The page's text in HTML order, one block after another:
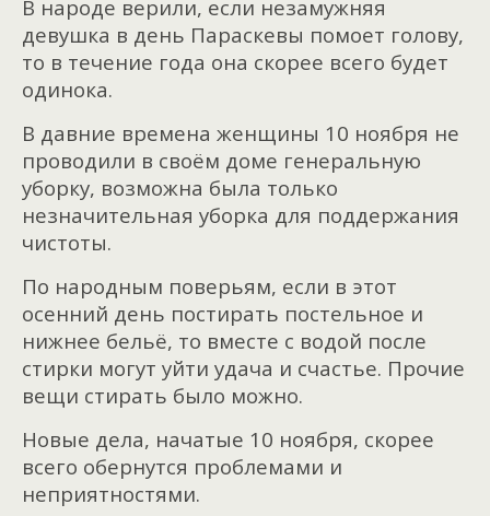
В народе верили, если незамужняя
девушка в день Параскевы помоет голову,
то в течение года она скорее всего будет
одинока.
В давние времена женщины 10 ноября не
проводили в своём доме генеральную
уборку, возможна была только
незначительная уборка для поддержания
чистоты.
По народным поверьям, если в этот
осенний день постирать постельное и
нижнее бельё, то вместе с водой после
стирки могут уйти удача и счастье. Прочие
вещи стирать было можно.
Новые дела, начатые 10 ноября, скорее
всего обернутся проблемами и
неприятностями.